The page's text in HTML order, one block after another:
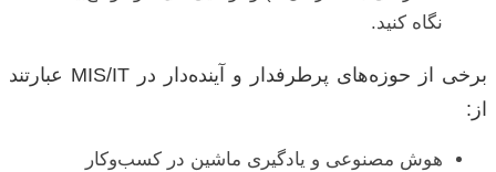
نگاه کنید.
برخی از حوزه‌های پرطرفدار و آینده‌دار در MIS/IT عبارتند
از:
هوش مصنوعی و یادگیری ماشین در کسب‌وکار